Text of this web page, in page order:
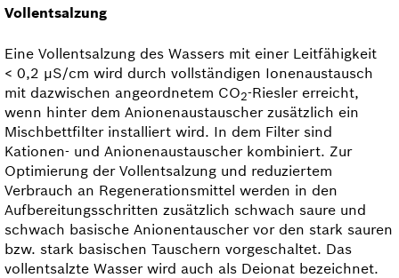
Vollentsalzung
Eine Vollentsalzung des Wassers mit einer Leitfähigkeit
< 0,2 μS/cm wird durch vollständigen Ionen­austausch
mit dazwischen angeordnetem CO2-Riesler erreicht,
wenn hinter dem Anionenaus­tauscher zusätzlich ein
Mischbettfilter installiert wird. In dem Filter sind
Kationen- und Anionenaus­tauscher kom­biniert. Zur
Optimierung der Vollentsalzung und reduziertem
Verbrauch an Regenerationsmittel werden in den
Aufbereitungsschritten zusätzlich schwach saure und
schwach basische Anionentauscher vor den stark sauren
bzw. stark basischen Tauschern vorgeschaltet. Das
vollentsalzte Wasser wird auch als Deionat bezeichnet.